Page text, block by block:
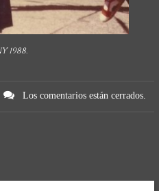
1988.
Los comentarios están cerrados.